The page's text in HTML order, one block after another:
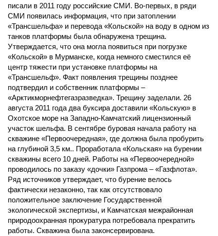
писали в 2011 году российские СМИ. Во-первых, в ряди
СМИ появилась информация, что при затоплении
«Трансшельфа» и перевода «Кольской» на воду в одном из
танков платформы была обнаружена трещина.
Утверждается, что она могла появиться при погрузке
«Кольской» в Мурманске, когда немного сместился её
центр тяжести при установке платформы на
«Трансшельф». Факт появления трещины позднее
подтвердил и собственник платформы –
«Арктикморнефтегазразведка». Трещину заделали. 26
августа 2011 года два буксира доставили «Кольскую» в
Охотское море на Западно-Камчатский лицензионный
участок шельфа. В сентябре буровая начала работу на
скважине «Первоочередная», где должна была пробурить
на глубиной 3,5 км.. Проработала «Кольская» на бурении
скважины всего 10 дней. Работы на «Первоочередной»
проводилось по заказу «дочки» Газпрома – «Газфлота».
Ряд источников утверждает, что бурение велось
фактически незаконно, так как отсутствовало
положительное заключение Государственной
экологической экспертизы, и Камчатская межрайонная
природоохранная прокуратура потребовала прекратить
работы. Скважина была законсервирована.